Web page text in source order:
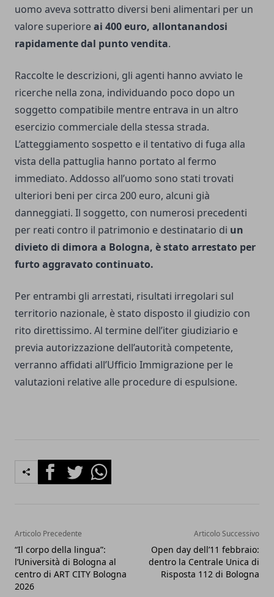
uomo aveva sottratto diversi beni alimentari per un
valore superioreai 400 euro, allontanandosi
rapidamente dal punto vendita.
Raccolte le descrizioni, gli agenti hanno avviato le
ricerche nella zona, individuando poco dopo un
soggetto compatibile mentre entrava in un altro
esercizio commerciale della stessa strada.
L’atteggiamento sospetto e il tentativo di fuga alla
vista della pattuglia hanno portato al fermo
immediato. Addosso all’uomo sono stati trovati
ulteriori beni per circa 200 euro, alcuni già
danneggiati. Il soggetto, con numerosi precedenti
per reati contro il patrimonio e destinatario di un
divieto di dimora a Bologna, è stato arrestato per
furto aggravato continuato.
Per entrambi gli arrestati, risultati irregolari sul
territorio nazionale, è stato disposto il giudizio con
rito direttissimo. Al termine dell’iter giudiziario e
previa autorizzazione dell’autorità competente,
verranno affidati all’Ufficio Immigrazione per le
valutazioni relative alle procedure di espulsione.
FacebookTwitterWhatsapp
Articolo Precedente
“Il corpo della lingua”:
l’Università di Bologna al
centro di ART CITY Bologna
2026
Articolo Successivo
Open day dell’11 febbraio:
dentro la Centrale Unica di
Risposta 112 di Bologna